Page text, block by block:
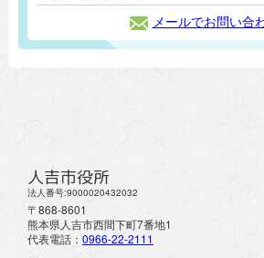
メールでお問い合
人吉市役所
法人番号:9000020432032
〒868-8601
熊本県人吉市西間下町7番地1
代表電話： 0966-22-2111